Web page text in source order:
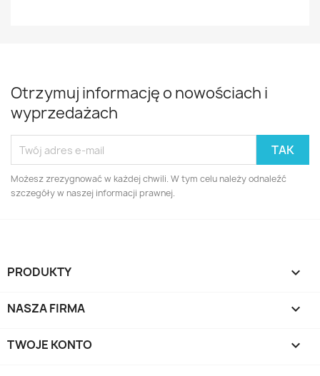
Otrzymuj informację o nowościach i
wyprzedażach
Możesz zrezygnować w każdej chwili. W tym celu należy odnaleźć
szczegóły w naszej informacji prawnej.
PRODUKTY 
NASZA FIRMA 
TWOJE KONTO 